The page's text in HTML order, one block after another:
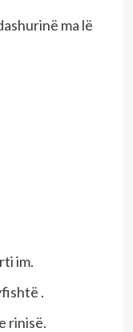
ma lë
im.
.
rinisë.